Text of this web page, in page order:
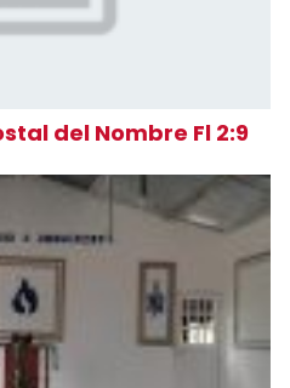
del Nombre Fl 2:9